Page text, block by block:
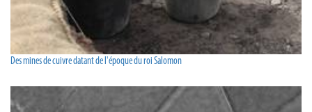
Des mines de cuivre datant de l'époque du roi Salomon